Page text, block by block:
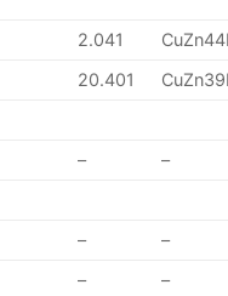
2.041
20.401
– –
–
–
– –